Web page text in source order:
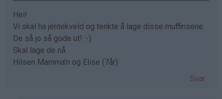
Hei!
Vi skal ha jentekveld og tenkte å lage disse muffinsene.
De så jo så gode ut! :-)
Skal lage de nå.
Hilsen Mamma'n og Elise (7år)
Svar